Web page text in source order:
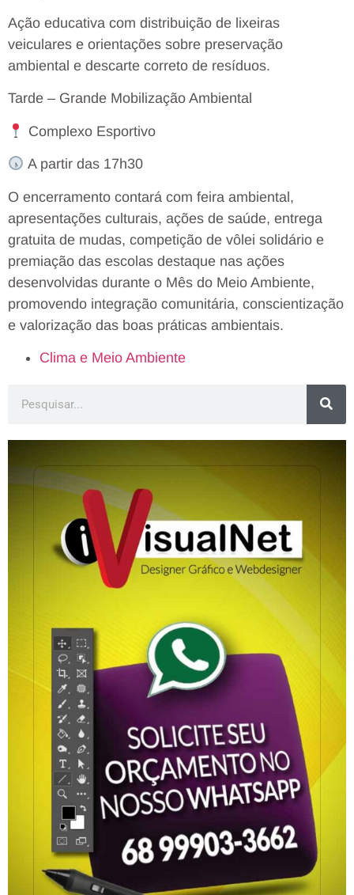
Ação educativa com distribuição de lixeiras
veiculares e orientações sobre preservação
ambiental e descarte correto de resíduos.
Tarde – Grande Mobilização Ambiental
Complexo Esportivo
A partir das 17h30
O encerramento contará com feira ambiental,
apresentações culturais, ações de saúde, entrega
gratuita de mudas, competição de vôlei solidário e
premiação das escolas destaque nas ações
desenvolvidas durante o Mês do Meio Ambiente,
promovendo integração comunitária, conscientização
e valorização das boas práticas ambientais.
Clima e Meio Ambiente